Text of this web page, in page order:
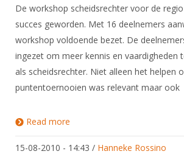
De workshop scheidsrechter voor de
succes geworden. Met 16 deelnemers
workshop voldoende bezet. De
ingezet om meer kennis en vaardigheden
als scheidsrechter. Niet alleen het helpen
puntentoernooien was relevant maar ook
Read more
15-08-2010 - 14:43 / Hanneke Rossino